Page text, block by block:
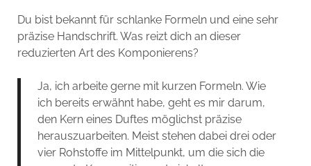
Du bist bekannt für schlanke Formeln und eine sehr
präzise Handschrift. Was reizt dich an dieser
reduzierten Art des Komponierens?
Ja, ich arbeite gerne mit kurzen Formeln. Wie
ich bereits erwähnt habe, geht es mir darum,
den Kern eines Duftes möglichst präzise
herauszuarbeiten. Meist stehen dabei drei oder
vier Rohstoffe im Mittelpunkt, um die sich die